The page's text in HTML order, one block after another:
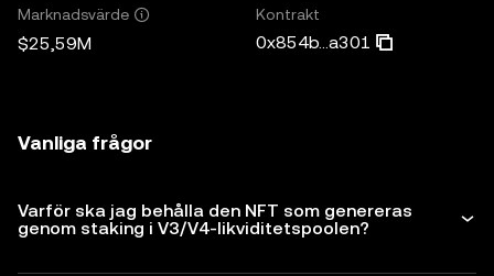
Marknadsvärde
$25,59M
Kontrakt
0x854b...a301
Vanliga frågor
Varför ska jag behålla den NFT som genereras
genom staking i V3/V4-likviditetspoolen?